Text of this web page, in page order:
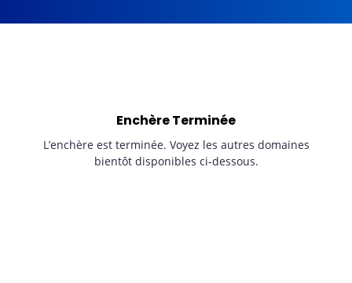
Enchère Terminée
L’enchère est terminée. Voyez les autres domaines
bientôt disponibles ci-dessous.